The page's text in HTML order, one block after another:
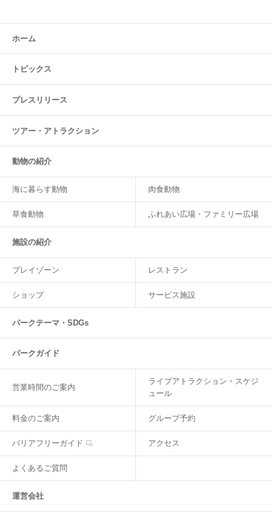
ホーム
トピックス
プレスリリース
ツアー・ アトラクション
動物の紹介
海に暮らす動物 肉食動物
草食動物 ふれあい広場・ファミリー広場
施設の紹介
プレイゾーン レストラン
ショップ サービス施設
パークテーマ・SDGs
パークガイド
営業時間のご案内
ライブアトラクション・スケジ
ュール
料金のご案内 グループ予約
バリアフリーガイド アクセス
よくあるご質問
運営会社